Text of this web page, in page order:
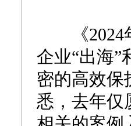
《2024年
企业“出海”
密的高效保
悉，去年仅